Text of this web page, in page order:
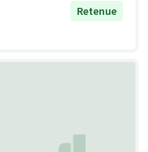
Retenue